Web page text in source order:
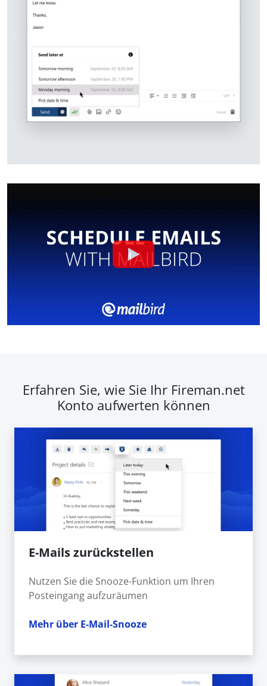
Erfahren Sie, wie Sie Ihr Fireman.net
Konto aufwerten können
E-Mails zurückstellen
Nutzen Sie die Snooze-Funktion um Ihren
Posteingang aufzuräumen
Mehr über E-Mail-Snooze